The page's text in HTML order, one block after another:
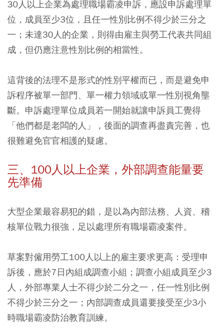
30人以上企業為處理職場霸凌申訴，應設申訴處理單
位，成員至少3位，且任一性別比例不得少於三分之
一；未達30人的企業，則得由雇主與勞工代表共同組
成，但仍應注意性別比例的相當性。
這背後的法理不是形式的性別平權而已，而是避免申
訴程序被單一部門、單一權力領域或單一性別視角壟
斷。申訴處理單位成員若一開始就讓申訴員工覺得
「他們都是老闆的人」，後面的調查再盡責完善，也
很難避免官官相護的疑慮。
三、100人以上企業，外部調查能量要
先準備
大型企業最容易犯的錯，是以為內部法務、人資、稽
核單位戰力很強，足以處理所有職場霸凌案件。
草案對僱用勞工100人以上的雇主要求更高：受理申
訴後，應於7日內組成調查小組；調查小組成員至少3
人，外部專業人士不得少於二分之一，任一性別比例
不得少於三分之一；內部調查成員還要接受至少3小
時職場霸凌防治教育訓練。